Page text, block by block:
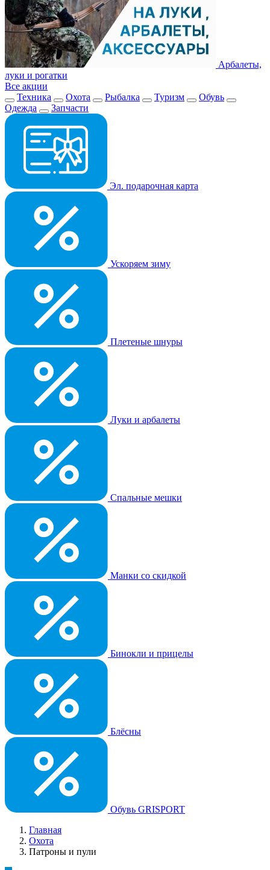
Арбалеты,
луки и рогатки
Все акции
Техника
Охота Рыбалка Туризм
Обувь
Одежда
Запчасти
Эл. подарочная карта
Ускоряем зиму
Плетеные шнуры
Луки и арбалеты
Спальные мешки
Манки со скидкой
Бинокли и прицелы
Блёсны
Обувь GRISPORT
Главная
Охота
Патроны и пули